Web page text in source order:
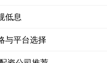
低息
与平台选择